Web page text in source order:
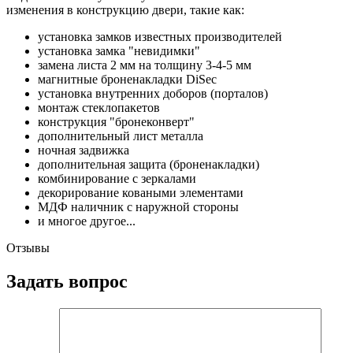
изменения в конструкцию двери, такие как:
установка замков известных производителей
установка замка "невидимки"
замена листа 2 мм на толщину 3-4-5 мм
магнитные броненакладки DiSec
установка внутренних доборов (порталов)
монтаж стеклопакетов
конструкция "бронеконверт"
дополнительный лист металла
ночная задвижка
дополнительная защита (броненакладки)
комбинирование с зеркалами
декорирование коваными элементами
МДФ наличник с наружной стороны
и многое другое...
Отзывы
Задать вопрос